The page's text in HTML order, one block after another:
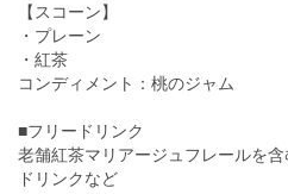
【スコーン】
・プレーン
・紅茶
コンディメント：桃のジャム
■フリードリンク
老舗紅茶マリアージュフレールを
ドリンクなど